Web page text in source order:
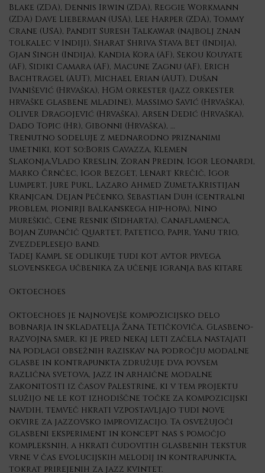
Blake (ZDA), Dennis Irwin (ZDA), Reggie Workmann
(ZDA) Dave Lieberman (USA), Lee Harper (ZDA), Tommy
Crane (USA), Pandit Suresh Talkawar (najbolj znan
tolkalec v Indiji), Sharat Shriva Stava Bet (Indija),
Gjan Singh (Indija), Kandia Kora (AF), Sekou Kouyate
(AF), Sidiki Camara (AF), Macune Zagnu (AF), Erich
Bachtragel (AUT), Michael Erian (AUT), Dušan
Ivanišević (Hrvaška), HGM orkester (jazz orkester
hrvaške glasbene mladine), Massimo Savić (Hrvaška),
Oliver Dragojević (Hrvaška), Arsen Dedić (Hrvaška),
Dado Topic (Hr), Gibonni (Hrvaška), …
Trenutno sodeluje z mednarodno priznanimi
umetniki, kot so:Boris Cavazza, Klemen
Slakonja,Vlado Kreslin, Zoran Predin, Igor Leonardi,
Marko Črnčec, Igor Bezget, Lenart Krečič, Igor
Lumpert, Jure Pukl, Lazaro Ahmed Zumeta,Kristijan
Kranjcan, Dejan Pečenko, Sebastian Duh (centralni
problem, pionirji balkanskega hip-hopa), Nino
Mureškič, Cene Resnik (Sidharta), Canaflamenca,
Bojan Zupančič Quartet, Patetico, Papir, Yanu trio,
Zvezdeplesejo band.
Tadej Kampl se odlikuje tudi kot avtor prvega
slovenskega učbenika za učenje igranja bas kitare
Oktoechoes
Oktoechoes je najnovejše kompozicijsko delo
bobnarja in skladatelja Žana Tetičkoviča. Glasbeno-
razvojna smer, ki je pred nekaj leti začela nastajati
na podlagi obsežnih raziskav na področju modalne
glasbe in kontrapunkta združuje dva povsem
različna svetova, jazz in arhaične modalne
zakonitosti iz časov Palestrine, ki v tem projektu
služijo ne le kot izhodiščne točke za kompozicijski
navdih, temveč hkrati vzpostavljajo tudi nove
okvire za jazzovsko improvizacijo. Ta osvežujoči
glasbeni eksperiment in koncept nas s pomočjo
kompleksnih, a hkrati čudovitih glasbenih tekstur
vrne v čas evolucijskih melodij in kontrapunkta,
tokrat prirejenih za jazz kvintet.